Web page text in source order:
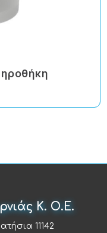
Κ. Ο.Ε.
11142